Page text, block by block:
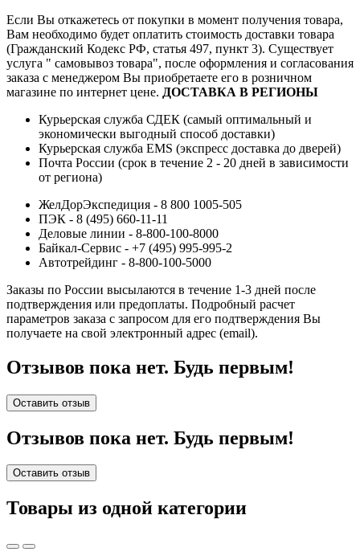
Если Вы откажетесь от покупки в момент получения товара,
Вам необходимо будет оплатить стоимость доставки товара
(Гражданский Кодекс РФ, статья 497, пункт 3). Существует
услуга " самовывоз товара", после оформления и согласования
заказа с менеджером Вы приобретаете его в розничном
магазине по интернет цене. ДОСТАВКА В РЕГИОНЫ
Курьерская служба СДЕК (самый оптимальный и
экономически выгодный способ доставки)
Курьерская служба EMS (экспресс доставка до дверей)
Почта России (срок в течение 2 - 20 дней в зависимости
от региона)
ЖелДорЭкспедиция - 8 800 1005-505
ПЭК - 8 (495) 660-11-11
Деловые линии - 8-800-100-8000
Байкал-Сервис - +7 (495) 995-995-2
Автотрейдинг - 8-800-100-5000
Заказы по России высылаются в течение 1-3 дней после
подтверждения или предоплаты. Подробный расчет
параметров заказа с запросом для его подтверждения Вы
получаете на свой электронный адрес (email).
Отзывов пока нет. Будь первым!
Оставить отзыв
Отзывов пока нет. Будь первым!
Оставить отзыв
Товары из одной категории